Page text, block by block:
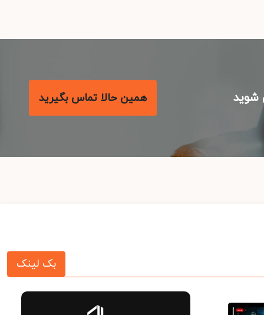
همین حالا تماس بگیرید
بک لینک